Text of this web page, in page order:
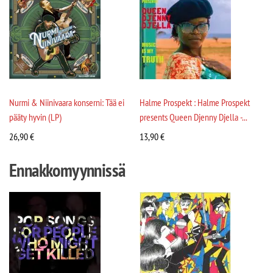
Nurmi & Niinivaara konserni: Tää ei
pääty hyvin (LP)
26,90€
Halme Prospekt : Halme Prospekt
presents Queen Djenny Djella -...
13,90€
Ennakkomyynnissä